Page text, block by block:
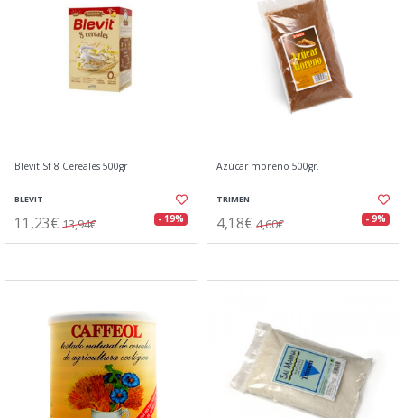
Blevit Sf 8 Cereales 500gr
BLEVIT
11,23€ 13,94€ - 19%
Azúcar moreno 500gr.
TRIMEN
4,18€ 4,60€ - 9%